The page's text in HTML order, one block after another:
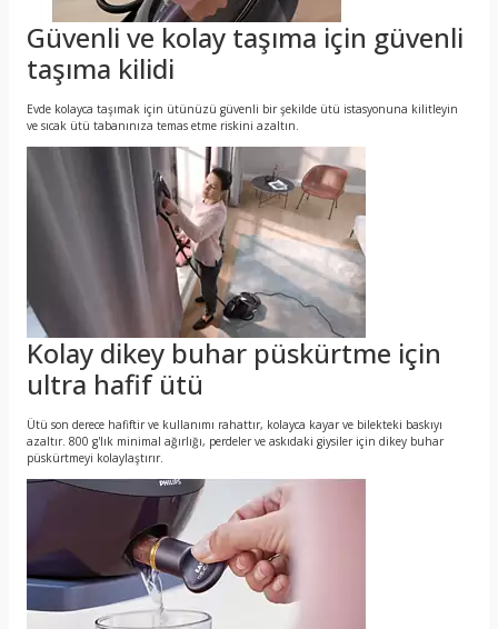
Güvenli ve kolay taşıma için güvenli
taşıma kilidi
Evde kolayca taşımak için ütünüzü güvenli bir şekilde ütü istasyonuna kilitleyin
ve sıcak ütü tabanınıza temas etme riskini azaltın.
Kolay dikey buhar püskürtme için
ultra hafif ütü
Ütü son derece hafiftir ve kullanımı rahattır, kolayca kayar ve bilekteki baskıyı
azaltır. 800 g'lık minimal ağırlığı, perdeler ve askıdaki giysiler için dikey buhar
püskürtmeyi kolaylaştırır.